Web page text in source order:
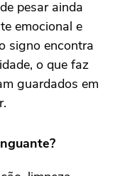
pesar ainda
emocional e
signo encontra
o que faz
guardados em